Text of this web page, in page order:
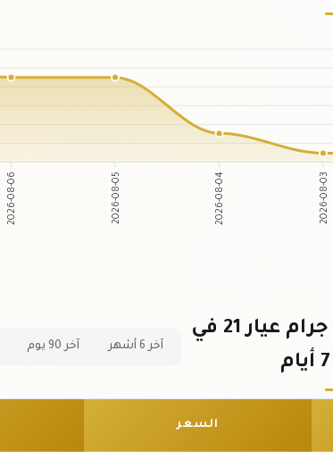
2026-08-06 2026-08-05 2026-08-04 2026-08-03
سعر سبيكة ذهب 100 جرام عيار 21 في
آخر 6 أشهر آخر 90 يوم
السعر